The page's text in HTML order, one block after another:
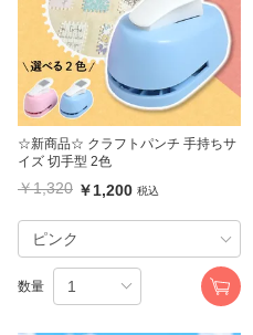
☆新商品☆ クラフトパンチ 手持ちサ
イズ 切手型 2色
￥1,320 ￥1,200 税込
数量